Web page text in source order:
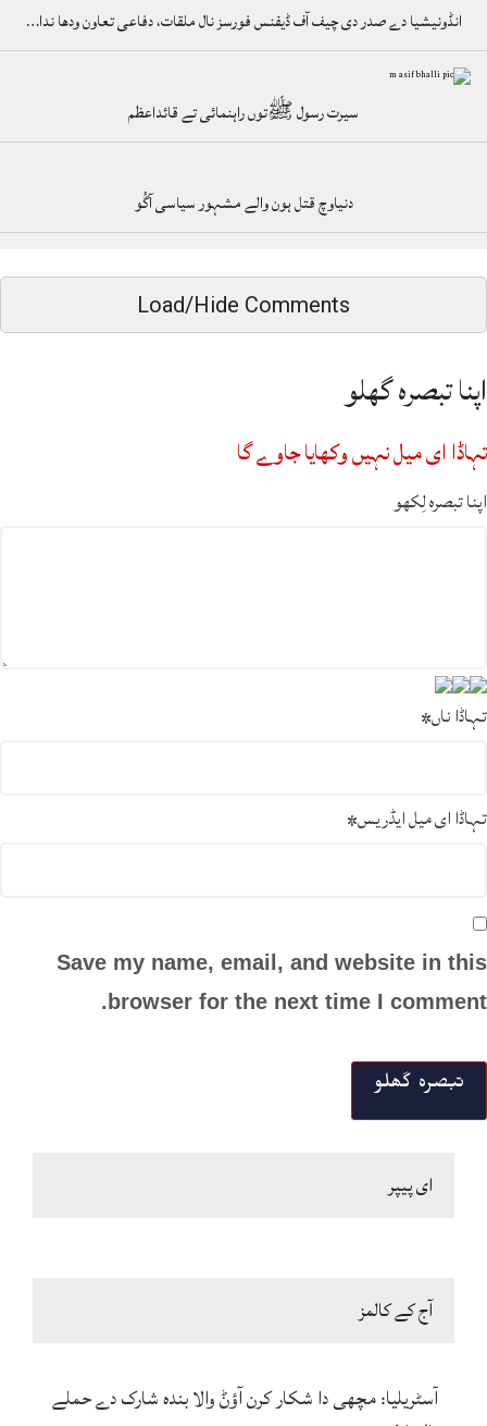
انڈونیشیا دے صدر دی چیف آف ڈیفنس فورسز نال ملقات، دفاعی تعاون ودھا ندا…
سیرت رسول ﷺتوں راہنمائی تے قائداعظم
دنیاوچ قتل ہون والے مشہور سیاسی آگُو
Load/Hide Comments
اپنا تبصرہ گھلو
تہاڈا ای میل نہیں وکھایا جاوے گا
اپنا تبصرہ لِکھو
تہاڈا ناں*
تہاڈا ای میل ایڈریس*
Save my name, email, and website in this
browser for the next time I comment.
ای پیپر
آج کے کالمز
آسٹریلیا: مچھی دا شکار کرن آؤݨ والا بندہ شارک دے حملے